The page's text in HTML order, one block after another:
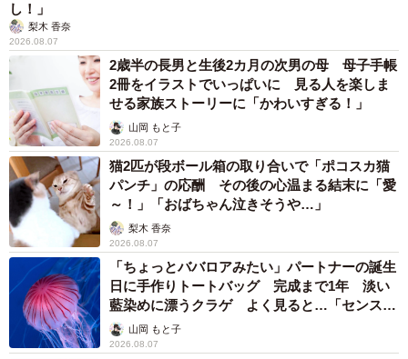
し！」
梨木 香奈
2026.08.07
2歳半の長男と生後2カ月の次男の母 母子手帳
2冊をイラストでいっぱいに 見る人を楽しま
せる家族ストーリーに「かわいすぎる！」
山岡 もと子
2026.08.07
猫2匹が段ボール箱の取り合いで「ポコスカ猫
パンチ」の応酬 その後の心温まる結末に「愛
～！」「おばちゃん泣きそうや…」
梨木 香奈
2026.08.07
「ちょっとババロアみたい」パートナーの誕生
日に手作りトートバッグ 完成まで1年 淡い
藍染めに漂うクラゲ よく見ると…「センスす
ごい」山岡 もと子
2026.08.07